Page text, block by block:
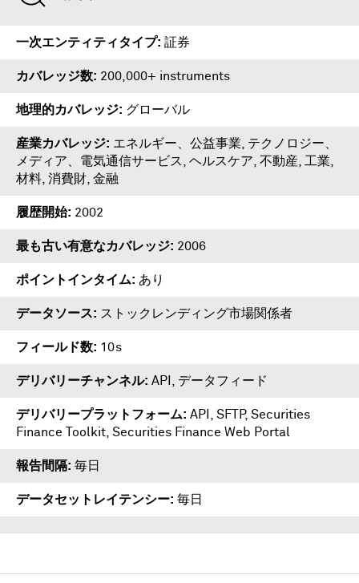
一次エンティティタイプ 証券
カバレッジ数 200,000+ instruments
地理的カバレッジ グローバル
産業カバレッジ
エネルギー、公益事業, テクノロジー、
メディア、電気通信サービス, ヘルスケア, 不動産, 工業,
材料, 消費財, 金融
履歴開始 2002
最も古い有意なカバレッジ 2006
ポイントインタイム あり
データソース ストックレンディング市場関係者
フィールド数 10s
デリバリーチャンネル API, データフィード
デリバリープラットフォーム API SFTP, Securities
Finance Toolkit Securities Finance Web Portal
報告間隔 毎日
データセットレイテンシー 毎日